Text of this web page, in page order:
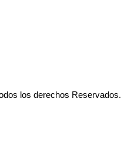
los derechos Reservados.